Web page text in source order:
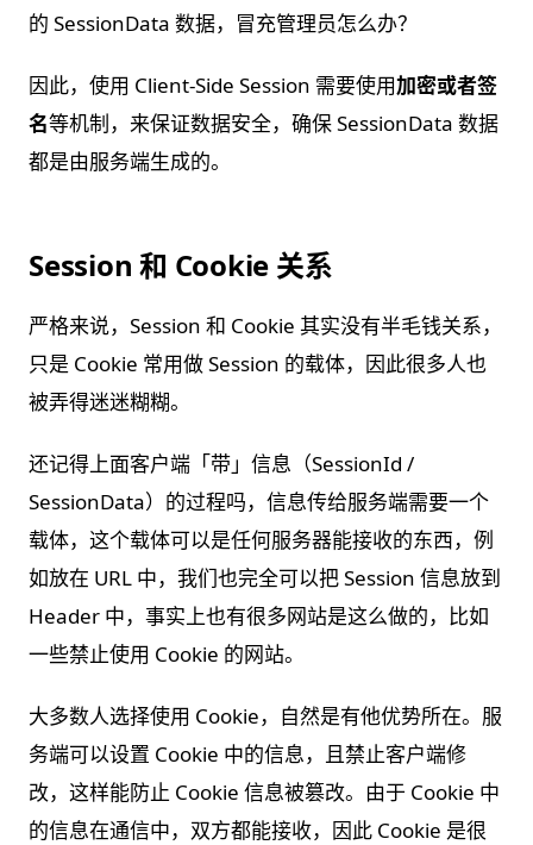
的 SessionData 数据，冒充管理员怎么办？
因此，使用 Client-Side Session 需要使用加密或者签
名等机制，来保证数据安全，确保 SessionData 数据
都是由服务端生成的。
Session 和 Cookie 关系
严格来说，Session 和 Cookie 其实没有半毛钱关系，
只是 Cookie 常用做 Session 的载体，因此很多人也
被弄得迷迷糊糊。
还记得上面客户端「带」信息（SessionId /
SessionData）的过程吗，信息传给服务端需要一个
载体，这个载体可以是任何服务器能接收的东西，例
如放在 URL 中，我们也完全可以把 Session 信息放到
Header 中，事实上也有很多网站是这么做的，比如
一些禁止使用 Cookie 的网站。
大多数人选择使用 Cookie，自然是有他优势所在。服
务端可以设置 Cookie 中的信息，且禁止客户端修
改，这样能防止 Cookie 信息被篡改。由于 Cookie 中
的信息在通信中，双方都能接收，因此 Cookie 是很